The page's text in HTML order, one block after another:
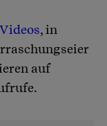
Videos, in
auf